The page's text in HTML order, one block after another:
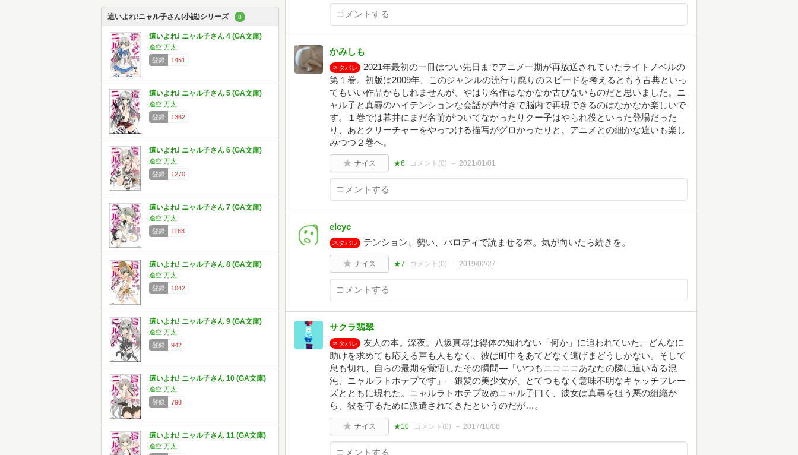
這いよれ!ニャル子さん(小説)シリーズ 8
這いよれ! ニャル子さん 4 (GA文庫)
逢空 万太
登録
1451
這いよれ! ニャル子さん 5 (GA文庫)
逢空 万太
登録
1362
這いよれ! ニャル子さん 6 (GA文庫)
逢空 万太
登録
1270
這いよれ! ニャル子さん 7 (GA文庫)
逢空 万太
登録
1163
這いよれ! ニャル子さん 8 (GA文庫)
逢空 万太
登録
1042
這いよれ! ニャル子さん 9 (GA文庫)
逢空 万太
登録
942
這いよれ! ニャル子さん 10 (GA文庫)
逢空 万太
登録
798
這いよれ! ニャル子さん 11 (GA文庫)
逢空 万太
かみしも
ネタバレ
2021年最初の一冊はつい先日までアニメ一期が再放送されていたライトノベルの
第１巻。初版は2009年、このジャンルの流行り廃りのスピードを考えるともう古典といっ
てもいい作品かもしれませんが、やはり名作はなかなか古びないものだと思いました。ニ
ャル子と真尋のハイテンションな会話が声付きで脳内で再現できるのはなかなか楽しいで
す。１巻では暮井にまだ名前がついてなかったりクー子はやられ役といった登場だった
り、あとクリーチャーをやっつける描写がグロかったりと、アニメとの細かな違いも楽し
みつつ２巻へ。
ナイス ★6 コメント(0) 2021/01/01
elcyc
ネタバレ テンション、勢い、パロディで読ませる本。気が向いたら続きを。
ナイス ★7 コメント(0) 2019/02/27
サクラ翡翠
ネタバレ
友人の本。深夜。八坂真尋は得体の知れない「何か」に追われていた。どんなに
助けを求めても応える声も人もなく、彼は町中をあてどなく逃げまどうしかない。そして
息も切れ、自らの最期を覚悟したその瞬間―「いつもニコニコあなたの隣に這い寄る混
沌、ニャルラトホテプです」―銀髪の美少女が、とてつもなく意味不明なキャッチフレー
ズとともに現れた。ニャルラトホテプ改めニャル子曰く、彼女は真尋を狙う悪の組織か
ら、彼を守るために派遣されてきたというのだが…。
ナイス ★10 コメント(0) 2017/10/08